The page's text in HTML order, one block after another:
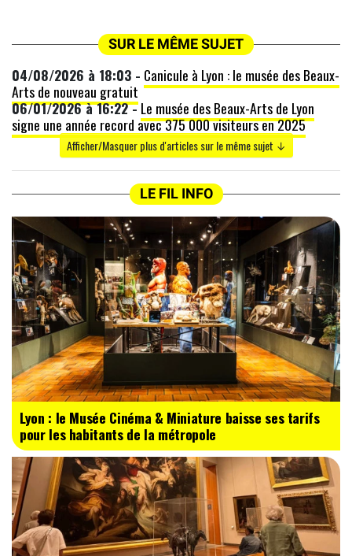
SUR LE MÊME SUJET
04/08/2026 à 18:03 - Canicule à Lyon : le musée des Beaux-
Arts de nouveau gratuit
06/01/2026 à 16:22 -Le musée des Beaux-Arts de Lyon
signe une année record avec 375 000 visiteurs en 2025
Afficher/Masquer plus d'articles sur le même sujet ↓
LE FIL INFO
Lyon : le Musée Cinéma & Miniature baisse ses tarifs
pour les habitants de la métropole